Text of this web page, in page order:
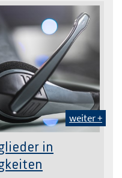
weiter +
in